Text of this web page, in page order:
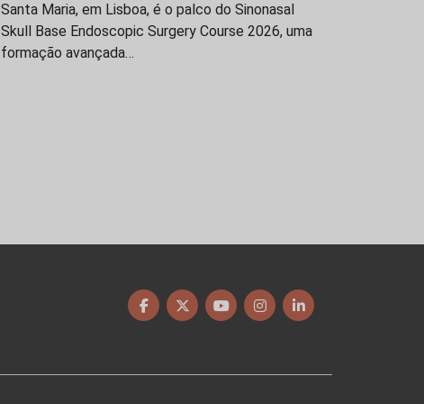
Santa Maria, em Lisboa, é o palco do Sinonasal
Skull Base Endoscopic Surgery Course 2026, uma
formação avançada…